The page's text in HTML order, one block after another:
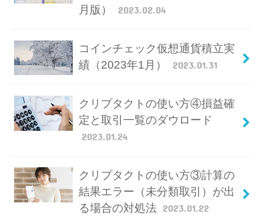
月版）
2023.02.04
コインチェック仮想通貨積立実
績（2023年1月）
2023.01.31
クリプタクトの使い方④損益確
定と取引一覧のダウロード
2023.01.24
クリプタクトの使い方③計算の
結果エラー（未分類取引）が出
る場合の対処法 2023.01.22